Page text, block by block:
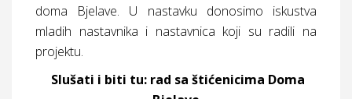
doma Bjelave. U nastavku donosimo iskustva
mladih nastavnika i nastavnica koji su radili na
projektu.
Slušati i biti tu: rad sa štićenicima Doma